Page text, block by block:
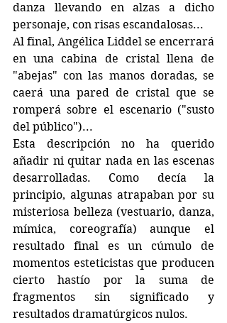
danza llevando en alzas a dicho
personaje, con risas escandalosas...
Al final, Angélica Liddel se encerrará
en una cabina de cristal llena de
"abejas" con las manos doradas, se
caerá una pared de cristal que se
romperá sobre el escenario ("susto
del público")...
Esta descripción no ha querido
añadir ni quitar nada en las escenas
desarrolladas. Como decía la
principio, algunas atrapaban por su
misteriosa belleza (vestuario, danza,
mímica, coreografía) aunque el
resultado final es un cúmulo de
momentos esteticistas que producen
cierto hastío por la suma de
fragmentos sin significado y
resultados dramatúrgicos nulos.